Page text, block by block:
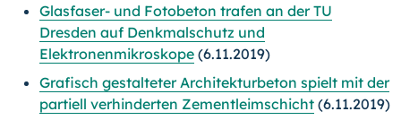
Glasfaser- und Fotobeton trafen an der TU
Dresden auf Denkmalschutz und
Elektronenmikroskope (6.11.2019)
Grafisch gestalteter Architekturbeton spielt mit der
partiell verhinderten Zementleimschicht (6.11.2019)